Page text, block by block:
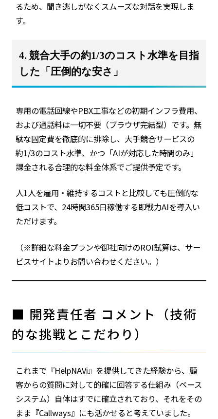
るため、聞き逃しがなくスムーズな対話を実現しま
す。
4. 競合大手の約1/3のコスト水準を目指
した「圧倒的な安さ」
専用の電話回線やPBX工事などの初期インフラ費用、
および通話料は一切不要（ブラウザ完結型）です。無
駄な固定費を徹底的に排除し、大手競合サービスの
約1/3のコスト水準、かつ「AIが対応した時間のみ」
課金される合理的な料金体系でご提供予定です。
人1人を雇用・維持するコストと比較しても圧倒的な
低コストで、24時間365日稼働する即戦力AIを導入い
ただけます。
（※詳細な料金プランや御社向けのROI試算は、サー
ビスサイトよりお問い合わせください。）
■ 開発責任者 コメント（技術
的な挑戦とこだわり）
これまで『HelpNAVi』を提供してきた経験から、顧
客からの質問に対して的確に回答する仕組み（ベース
システム）自体はすでに確立されており、それをその
まま『Callways』にも活かせると考えていました。